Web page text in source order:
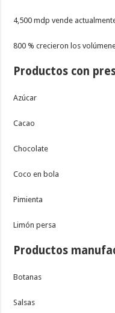
4,500 mdp vende
800 % crecieron los volú
Productos con
Azúcar
Cacao
Chocolate
Coco en bola
Pimienta
Limón persa
Productos
Botanas
Salsas